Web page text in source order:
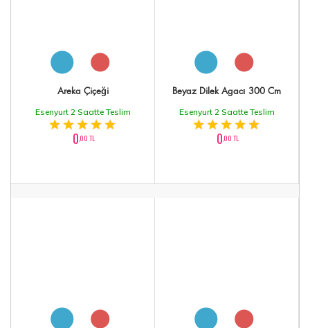
Areka Çiçeği
Esenyurt 2 Saatte Teslim
0,00 TL
Beyaz Dilek Agacı 300 Cm
Esenyurt 2 Saatte Teslim
0,00 TL